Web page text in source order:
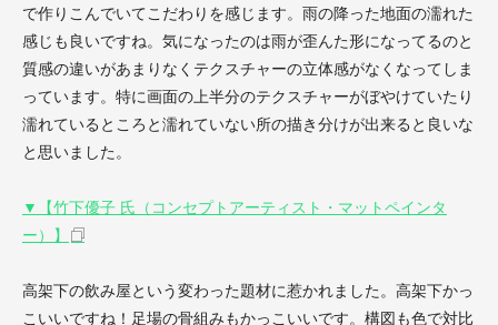
で作りこんでいてこだわりを感じます。雨の降った地面の濡れた
感じも良いですね。気になったのは雨が歪んた形になってるのと
質感の違いがあまりなくテクスチャーの立体感がなくなってしま
っています。特に画面の上半分のテクスチャーがぼやけていたり
濡れているところと濡れていない所の描き分けが出来ると良いな
と思いました。
▼【竹下優子 氏（コンセプトアーティスト・マットペインタ
ー）】
高架下の飲み屋という変わった題材に惹かれました。高架下かっ
こいいですね！足場の骨組みもかっこいいです。構図も色で対比